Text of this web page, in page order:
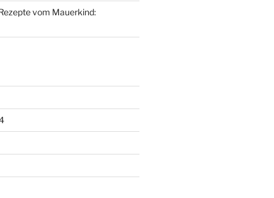
vom Mauerkind: